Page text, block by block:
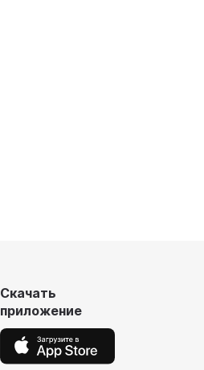
Скачать
приложение